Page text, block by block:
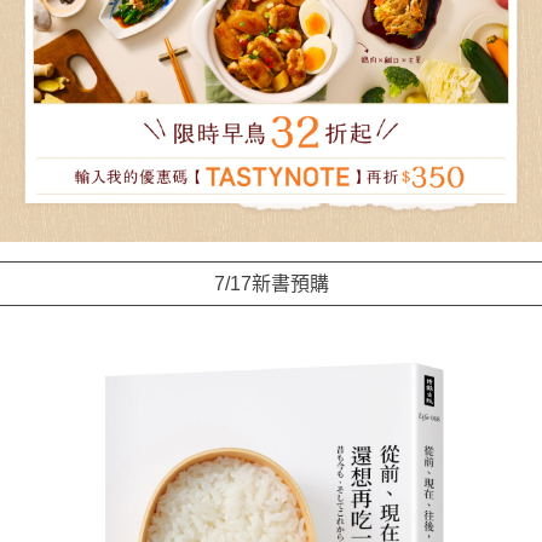
7/17新書預購